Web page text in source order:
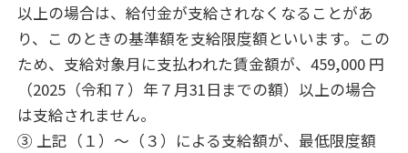
以上の場合は、給付金が支給されなくなることがあ
り、こ のときの基準額を支給限度額といいます。この
ため、支給対象月に支払われた賃金額が、459,000 円
（2025（令和７）年７月31日までの額）以上の場合
は支給されません。
③ 上記（１）～（３）による支給額が、最低限度額